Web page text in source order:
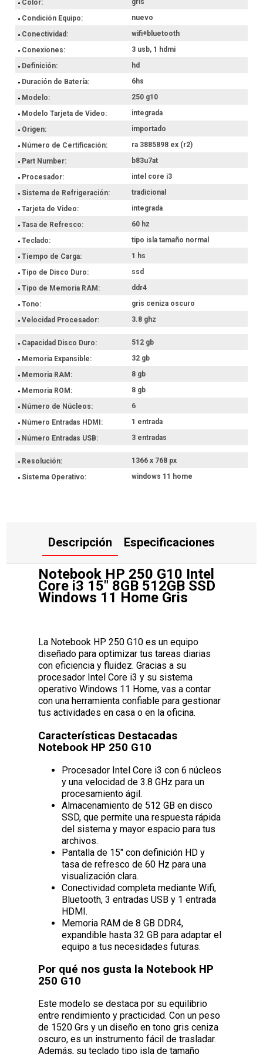
Este modelo se destaca por su equilibrio entre rendimiento y
practicidad. Con un peso de 1520 Grs y un diseño en tono gris
ceniza oscuro, es un instrumento fácil de trasladar. Además, su
que su batería de ion de litio ofrece una autonomía de 6 hs,
permitiéndote trabajar con mayor libertad en tu día a día.
Hacé ahora tu compra con retiro en el punto de entrega más
próximo o envío a domicilio.
Color
gris
Condición Equipo
nuevo
Conectividad
wifi+bluetooth
Conexiones
3 usb, 1 hdmi
Definición
hd
Duración de Batería
6hs
Modelo
250 g10
Modelo Tarjeta de Video
integrada
Origen
importado
Número de Certificación
ra 3885898 ex (r2)
Part Number
b83u7at
Procesador
intel core i3
Sistema de Refrigeración
tradicional
Tarjeta de Video
integrada
Tasa de Refresco
60 hz
Teclado
tipo isla tamaño normal
Tiempo de Carga
1 hs
Tipo de Disco Duro
ssd
Tipo de Memoria RAM
ddr4
Tono
gris ceniza oscuro
Velocidad Procesador
3.8 ghz
Capacidad Disco Duro
512 gb
Memoria Expansible
32 gb
Memoria RAM
8 gb
Memoria ROM
8 gb
Número de Núcleos
6
Número Entradas HDMI
1 entrada
Número Entradas USB
3 entradas
Resolución
1366 x 768 px
Sistema Operativo
windows 11 home
Descripción Especificaciones
Notebook HP 250 G10 Intel
Core i3 15" 8GB 512GB SSD
Windows 11 Home Gris
La Notebook HP 250 G10 es un equipo
diseñado para optimizar tus tareas diarias
con eficiencia y fluidez. Gracias a su
procesador Intel Core i3 y su sistema
operativo Windows 11 Home, vas a contar
con una herramienta confiable para gestionar
tus actividades en casa o en la oficina.
Características Destacadas
Notebook HP 250 G10
Procesador Intel Core i3 con 6 núcleos
y una velocidad de 3.8 GHz para un
procesamiento ágil.
Almacenamiento de 512 GB en disco
SSD, que permite una respuesta rápida
del sistema y mayor espacio para tus
archivos.
Pantalla de 15" con definición HD y
tasa de refresco de 60 Hz para una
visualización clara.
Conectividad completa mediante Wifi,
Bluetooth, 3 entradas USB y 1 entrada
HDMI.
Memoria RAM de 8 GB DDR4,
expandible hasta 32 GB para adaptar el
equipo a tus necesidades futuras.
Por qué nos gusta la Notebook HP
250 G10
Este modelo se destaca por su equilibrio
entre rendimiento y practicidad. Con un peso
de 1520 Grs y un diseño en tono gris ceniza
oscuro, es un instrumento fácil de trasladar.
Además, su teclado tipo isla de tamaño